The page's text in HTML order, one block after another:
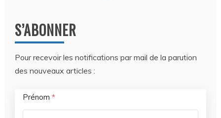
S’ABONNER
Pour recevoir les notifications par mail de la parution
des nouveaux articles :
Prénom *